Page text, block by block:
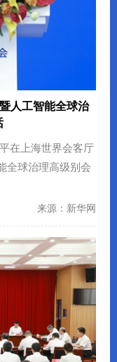
人工智能全球治
在上海世界会客厅
全球治理高级别会
来源：新华网